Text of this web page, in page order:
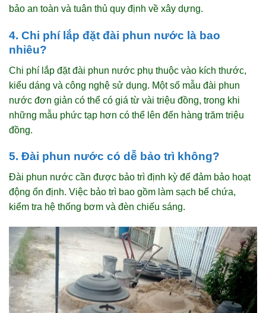
bảo an toàn và tuân thủ quy định về xây dựng.
4. Chi phí lắp đặt đài phun nước là bao
nhiêu?
Chi phí lắp đặt đài phun nước phụ thuộc vào kích thước,
kiểu dáng và công nghệ sử dụng. Một số mẫu đài phun
nước đơn giản có thể có giá từ vài triệu đồng, trong khi
những mẫu phức tạp hơn có thể lên đến hàng trăm triệu
đồng.
5. Đài phun nước có dễ bảo trì không?
Đài phun nước cần được bảo trì định kỳ để đảm bảo hoạt
động ổn định. Việc bảo trì bao gồm làm sạch bể chứa,
kiểm tra hệ thống bơm và đèn chiếu sáng.